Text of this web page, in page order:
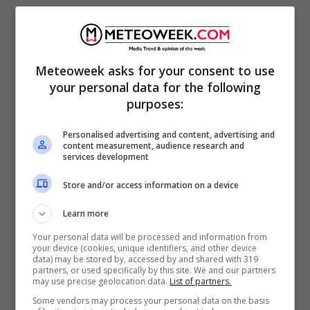
Clicca QUI meteolunedì 10 agostoItalia
In provincia di Taranto
consolidarsi sui settori centro–occidentali del
Mediterraneo, ripristinando condizioni di
generale stabilità atmosferica anche al Sud
Meteoweek asks for your consent to use
your personal data for the following
purposes:
Personalised advertising and content, advertising and
content measurement, audience research and
services development
Store and/or access information on a device
Learn more
Your personal data will be processed and information from
your device (cookies, unique identifiers, and other device
data) may be stored by, accessed by and shared with 319
partners, or used specifically by this site. We and our partners
may use precise geolocation data. List of partners.
Some vendors may process your personal data on the basis